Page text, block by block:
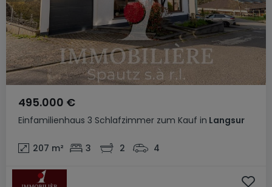
Einfamilienhaus 3 Schlafzimmer zum Kauf in Langsur
495.000 €
207 m² 3 2 4